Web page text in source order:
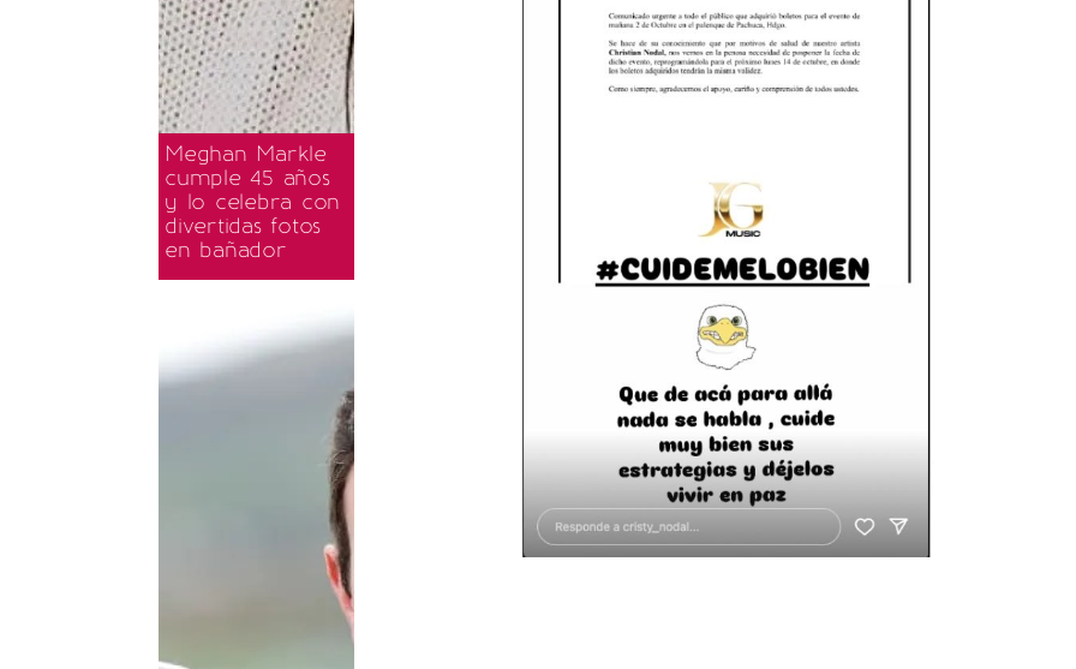
Meghan Markle
cumple 45 años
y lo celebra con
divertidas fotos
en bañador